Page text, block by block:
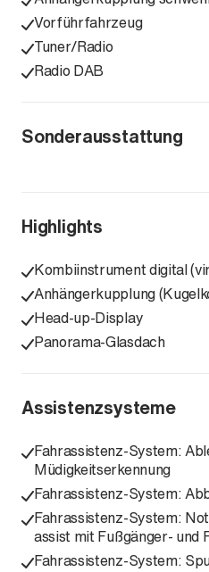
Vorführfahrzeug
Tuner/Radio
Radio DAB
Sonderausstattung
Highlights
Kombiinstrument digital
Anhängerkupplung
Head-up-Display
Panorama-Glasdach
Assistenzsysteme
Fahrassistenz-System:
Müdigkeitserkennung
Fahrassistenz-System:
Fahrassistenz-System:
assist mit Fußgänger- und
Fahrassistenz-System: